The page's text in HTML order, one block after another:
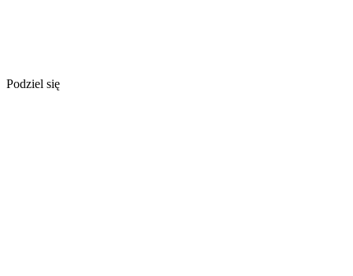
Podziel się